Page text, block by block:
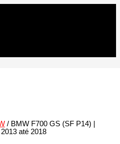
/ BMW F700 GS (SF P14) |
até 2018